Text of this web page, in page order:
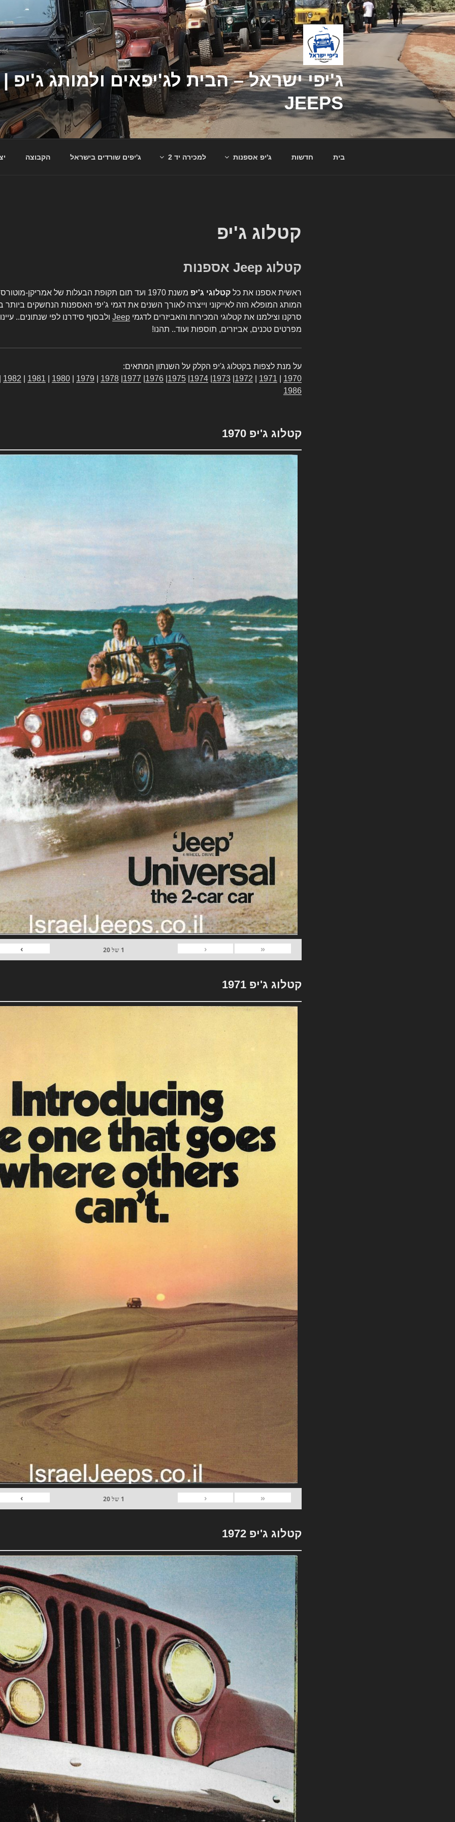
דילוג
לתוכן
JEEPS
בית חדשות ג'יפ אספנות למכירה יד 2 ג'יפים שורדים בישראל הקבוצה
קטלוג ג'יפ
קטלוג Jeep אספנות
ראשית אספנו את כל קטלוגי ג'יפ
משנת 1970 ועד תום תקופת הבעלות של אמריקן-
המותג המופלא הזה לאייקוני וייצרה לאורך השנים את דגמי ג'יפי האספנות הנחשקים
סרקנו וצילמנו את קטלוגי המכירות והאביזרים לדגמי Jeep ולבסוף סידרנו לפי שנתונים..
מפרטים טכנים, אביזרים, תוספות ועוד.. תהנו!
על מנת לצפות בקטלוג ג'יפ הקלק על השנתון המתאים:
1970
1971
1972
1973
1974
1975
1976
1977
1978
1979
1980
1981
1982
1986
קטלוג ג'יפ 1970
«
‹
1 של20
›
קטלוג ג'יפ 1971
«
‹
1 של20
›
קטלוג ג'יפ 1972